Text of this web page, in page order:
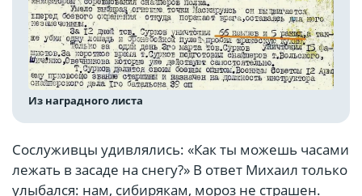
Из наградного листа
Сослуживцы удивлялись: «Как ты можешь часами
лежать в засаде на снегу?» В ответ Михаил только
улыбался: нам, сибирякам, мороз не страшен.